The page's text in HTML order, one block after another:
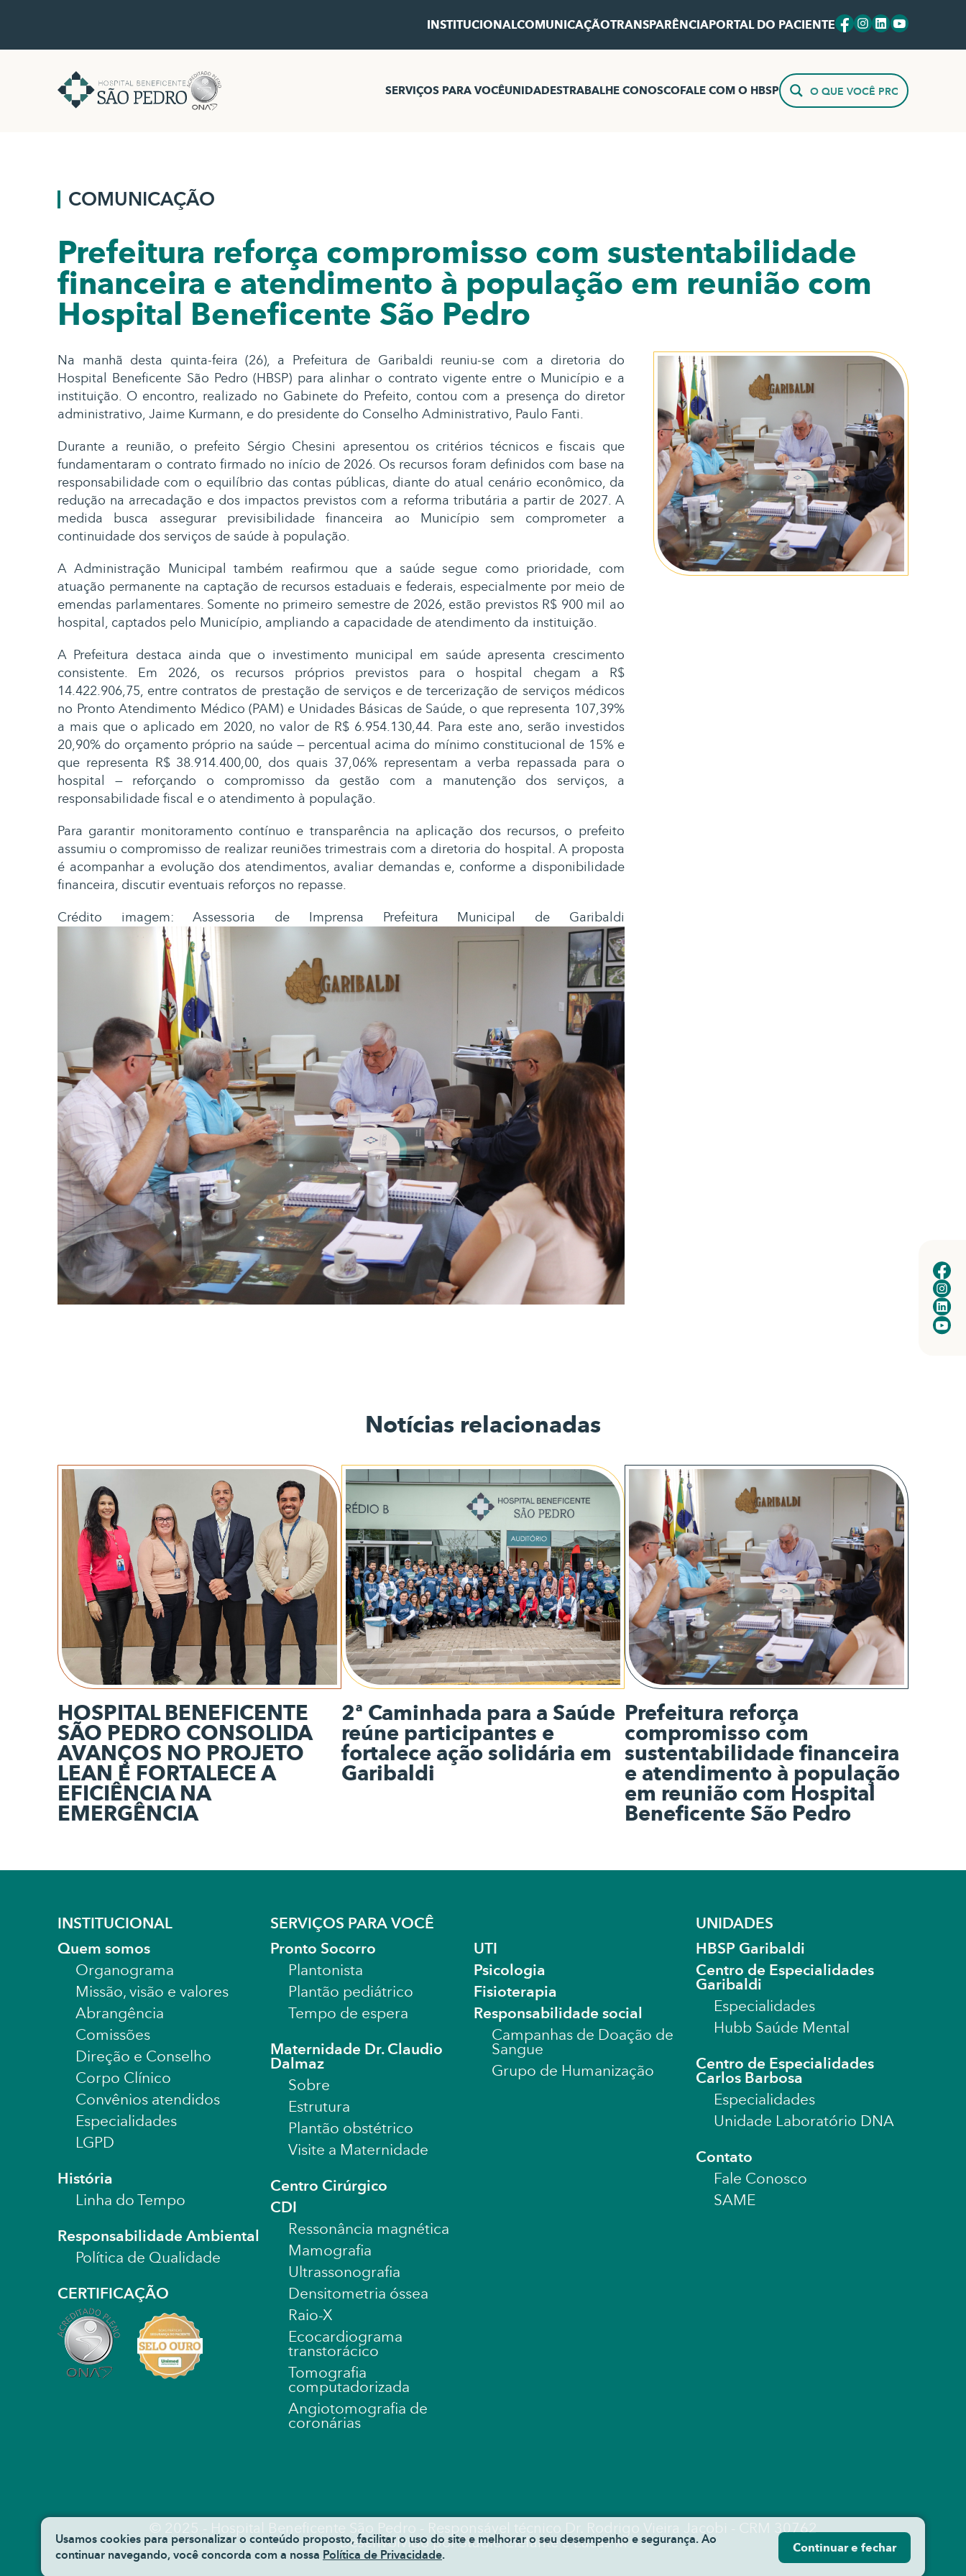
INSTITUCIONALCOMUNICAÇÃOTRANSPARÊNCIAPORTAL DO PACIENTE
SERVIÇOS PARA VOCÊUNIDADESTRABALHE CONOSCOFALE COM O HBSP
COMUNICAÇÃO
Prefeitura reforça compromisso com sustentabilidade
financeira e atendimento à população em reunião com
Hospital Beneficente São Pedro
Na manhã desta quinta-feira (26), a Prefeitura de Garibaldi reuniu-se com a diretoria do
Hospital Beneficente São Pedro (HBSP) para alinhar o contrato vigente entre o Município e a
instituição. O encontro, realizado no Gabinete do Prefeito, contou com a presença do diretor
administrativo, Jaime Kurmann, e do presidente do Conselho Administrativo, Paulo Fanti.
Durante a reunião, o prefeito Sérgio Chesini apresentou os critérios técnicos e fiscais que
fundamentaram o contrato firmado no início de 2026. Os recursos foram definidos com base na
responsabilidade com o equilíbrio das contas públicas, diante do atual cenário econômico, da
redução na arrecadação e dos impactos previstos com a reforma tributária a partir de 2027. A
medida busca assegurar previsibilidade financeira ao Município sem comprometer a
continuidade dos serviços de saúde à população.
A Administração Municipal também reafirmou que a saúde segue como prioridade, com
atuação permanente na captação de recursos estaduais e federais, especialmente por meio de
emendas parlamentares. Somente no primeiro semestre de 2026, estão previstos R$ 900 mil ao
hospital, captados pelo Município, ampliando a capacidade de atendimento da instituição.
A Prefeitura destaca ainda que o investimento municipal em saúde apresenta crescimento
consistente. Em 2026, os recursos próprios previstos para o hospital chegam a R$
14.422.906,75, entre contratos de prestação de serviços e de tercerização de serviços médicos
no Pronto Atendimento Médico (PAM) e Unidades Básicas de Saúde, o que representa 107,39%
a mais que o aplicado em 2020, no valor de R$ 6.954.130,44. Para este ano, serão investidos
20,90% do orçamento próprio na saúde — percentual acima do mínimo constitucional de 15% e
que representa R$ 38.914.400,00, dos quais 37,06% representam a verba repassada para o
hospital — reforçando o compromisso da gestão com a manutenção dos serviços, a
responsabilidade fiscal e o atendimento à população.
Para garantir monitoramento contínuo e transparência na aplicação dos recursos, o prefeito
assumiu o compromisso de realizar reuniões trimestrais com a diretoria do hospital. A proposta
é acompanhar a evolução dos atendimentos, avaliar demandas e, conforme a disponibilidade
financeira, discutir eventuais reforços no repasse.
Crédito imagem: Assessoria de Imprensa Prefeitura Municipal de Garibaldi
Notícias relacionadas
HOSPITAL BENEFICENTE
SÃO PEDRO CONSOLIDA
AVANÇOS NO PROJETO
LEAN E FORTALECE A
EFICIÊNCIA NA
EMERGÊNCIA
2ª Caminhada para a Saúde
reúne participantes e
fortalece ação solidária em
Garibaldi
Prefeitura reforça
compromisso com
sustentabilidade financeira
e atendimento à população
em reunião com Hospital
Beneficente São Pedro
Usamos cookies para personalizar o conteúdo proposto, facilitar o uso do site e melhorar o seu desempenho e segurança. Ao
continuar navegando, você concorda com a nossa Política de Privacidade.
Continuar e fechar
INSTITUCIONAL
Quem somos
Organograma
Missão, visão e valores
Abrangência
Comissões
Direção e Conselho
Corpo Clínico
Convênios atendidos
Especialidades
LGPD
História
Linha do Tempo
Responsabilidade Ambiental
Política de Qualidade
CERTIFICAÇÃO
SERVIÇOS PARA VOCÊ
Pronto Socorro
Plantonista
Plantão pediátrico
Tempo de espera
Maternidade Dr. Claudio
Dalmaz
Sobre
Estrutura
Plantão obstétrico
Visite a Maternidade
Centro Cirúrgico
CDI
Ressonância magnética
Mamografia
Ultrassonografia
Densitometria óssea
Raio-X
Ecocardiograma
transtorácico
Tomografia
computadorizada
Angiotomografia de
coronárias
UTI
Psicologia
Fisioterapia
Responsabilidade social
Campanhas de Doação de
Sangue
Grupo de Humanização
UNIDADES
HBSP Garibaldi
Centro de Especialidades
Garibaldi
Especialidades
Hubb Saúde Mental
Centro de Especialidades
Carlos Barbosa
Especialidades
Unidade Laboratório DNA
Contato
Fale Conosco
SAME
© 2025 - Hospital Beneficente São Pedro - Responsável técnico Dr. Rodrigo Vieira Jacobi - CRM 30762
Desenvolvido porStudio Elefantee Lucas M